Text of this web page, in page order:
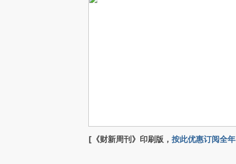
[《财新周刊》印刷版， 按此优惠订阅全年